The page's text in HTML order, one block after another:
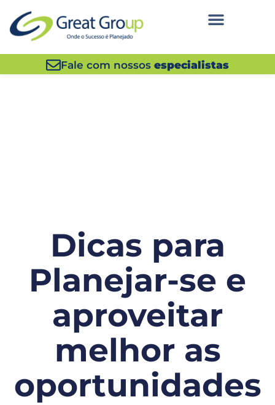
Fale com nossos especialistas
Dicas para
Planejar-se e
aproveitar
melhor as
oportunidades